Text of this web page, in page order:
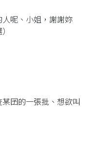
呢、小姐，謝謝妳
囝的一張批、想欲叫